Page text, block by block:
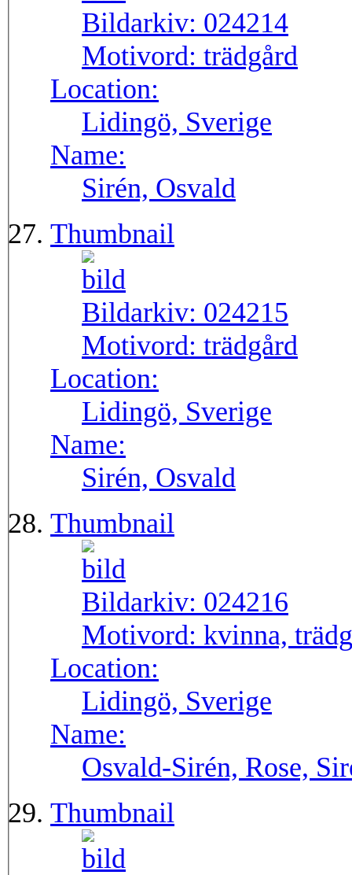
Bildarkiv: 024214
Motivord: trädgård
Location:
Lidingö, Sverige
Name:
Sirén, Osvald
Thumbnail
Bildarkiv: 024215
Motivord: trädgård
Location:
Lidingö, Sverige
Name:
Sirén, Osvald
Thumbnail
Bildarkiv: 024216
Motivord: kvinna,
Location:
Lidingö, Sverige
Name:
Osvald-Sirén, Rose,
Thumbnail